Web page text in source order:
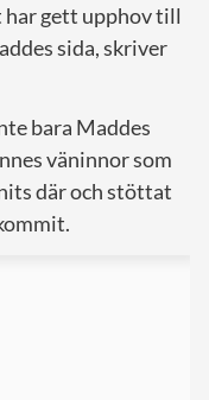
har gett upphov till
sida, skriver
bara Maddes
väninnor som
där och stöttat